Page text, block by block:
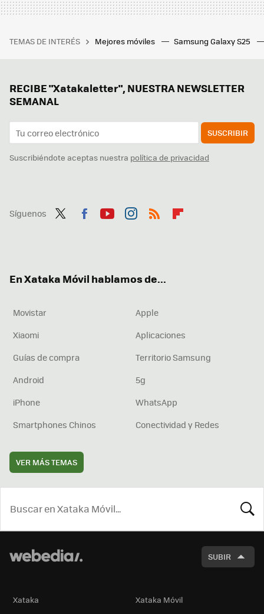
TEMAS DE INTERÉS Mejores móviles Samsung Galaxy S25
RECIBE "Xatakaletter", NUESTRA NEWSLETTER
SEMANAL
SUSCRIBIR
Suscribiéndote aceptas nuestra política de privacidad
Síguenos
En Xataka Móvil hablamos de...
Movistar
Apple
Xiaomi
Aplicaciones
Guías de compra
Territorio Samsung
Android
5g
iPhone
WhatsApp
Smartphones Chinos
Conectividad y Redes
VER MÁS TEMAS
SUBIR
Xataka
Xataka Móvil